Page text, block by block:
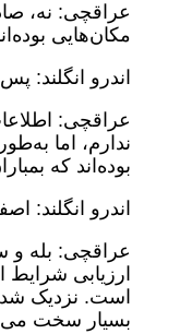
عراقچی: نه،
مکان‌هایی
اندرو انگلند:
عراقچی:
ندارم، اما
بوده‌اند که
اندرو انگلند:
عراقچی: بله و
ارزیابی
است. نزدیک
بسیار سخت